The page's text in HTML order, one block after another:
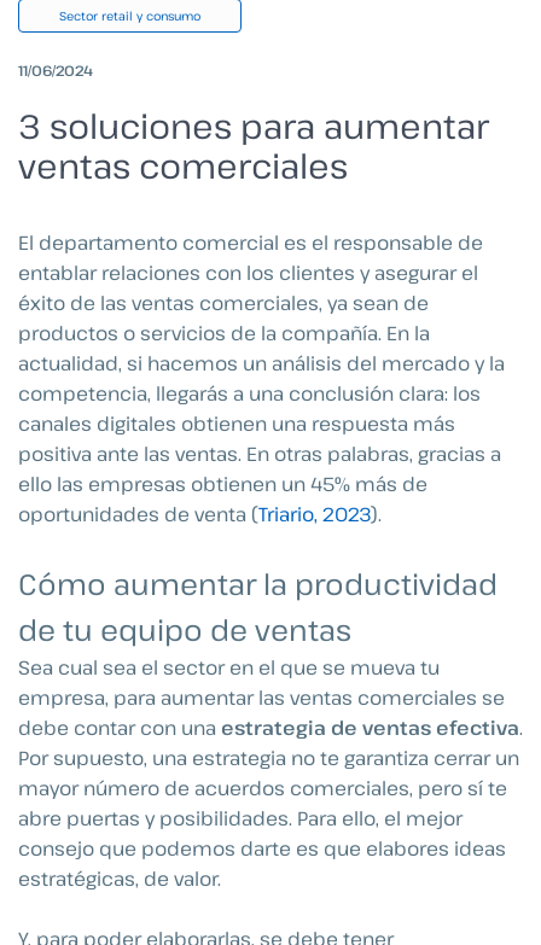
Sector retail y consumo
11/06/2024
3 soluciones para aumentar
ventas comerciales
El departamento comercial es el responsable de
entablar relaciones con los clientes y asegurar el
éxito de las ventas comerciales, ya sean de
productos o servicios de la compañía. En la
actualidad, si hacemos un análisis del mercado y la
competencia, llegarás a una conclusión clara: los
canales digitales obtienen una respuesta más
positiva ante las ventas. En otras palabras, gracias a
ello las empresas obtienen un 45% más de
oportunidades de venta (Triario, 2023).
Cómo aumentar la productividad
de tu equipo de ventas
Sea cual sea el sector en el que se mueva tu
empresa, para aumentar las ventas comerciales se
debe contar con una estrategia de ventas efectiva.
Por supuesto, una estrategia no te garantiza cerrar un
mayor número de acuerdos comerciales, pero sí te
abre puertas y posibilidades. Para ello, el mejor
consejo que podemos darte es que elabores ideas
estratégicas, de valor.
Y, para poder elaborarlas, se debe tener